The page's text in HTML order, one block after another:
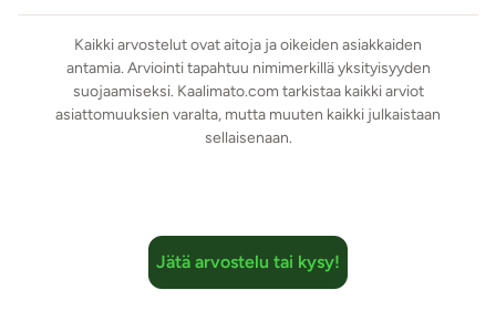
sauvan kanssa tarvittaessavesipohjaista liukuvoidetta.
Tuotetiedot:
Materiaali: PVC
Kokopituus: 11,5 cm
Käyttöpituus: 10,5 cm
Lähetyspaketin koko: 30 x 21 x 8 cm
Kaikki arvostelut ovat aitoja ja oikeiden asiakkaiden
antamia. Arviointi tapahtuu nimimerkillä yksityisyyden
suojaamiseksi. Kaalimato.com tarkistaa kaikki arviot
asiattomuuksien varalta, mutta muuten kaikki julkaistaan
sellaisenaan.
Jätä arvostelu tai kysy!